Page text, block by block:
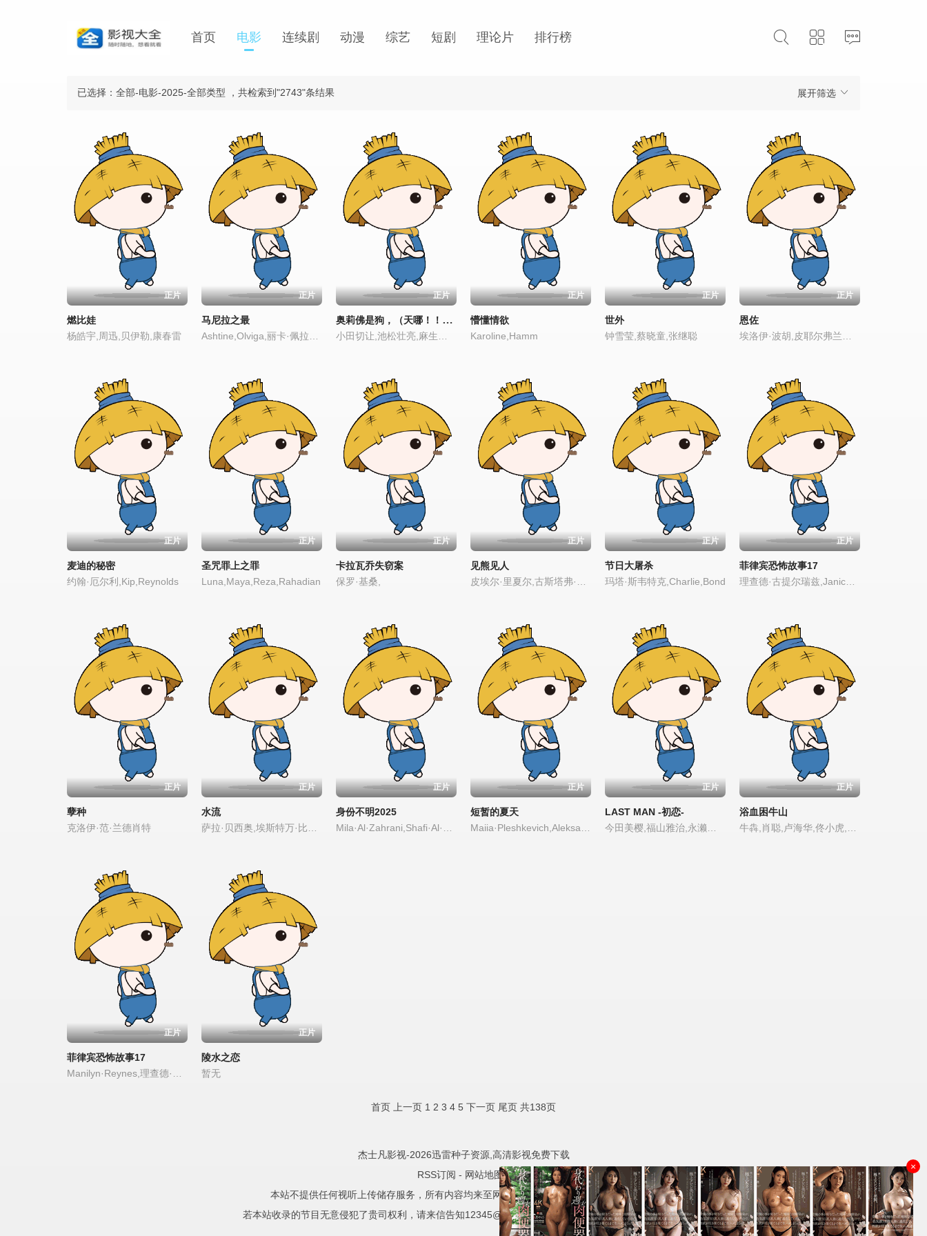
首页 电影 连续剧 动漫 综艺 短剧 理论片 排行榜
展开筛选
已选择：全部-电影-2025-全部类型 ，共检索到"2743"条结果
正片
燃比娃
杨皓宇,周迅,贝伊勒,康春雷
正片
马尼拉之最
正片
奥莉佛是狗，（天哪！！）这家伙电影版
正片
懵懂情欲
Karoline,Hamm
正片
世外
钟雪莹,蔡晓童,张继聪
正片
恩佐
正片
麦迪的秘密
约翰·厄尔利,Kip,Reynolds
正片
圣咒罪上之罪
Luna,Maya,Reza,Rahadian
正片
卡拉瓦乔失窃案
保罗·基桑,
正片
见熊见人
正片
节日大屠杀
玛塔·斯韦特克,Charlie,Bond
正片
菲律宾恐怖故事17
正片
孽种
克洛伊·范·兰德肖特
正片
水流
正片
身份不明2025
正片
短暂的夏天
正片
LAST MAN -初恋-
正片
浴血困牛山
正片
菲律宾恐怖故事17
正片
陵水之恋
暂无
首页 上一页 1 2 3 4 5 下一页 尾页 共138页
×
杰士凡影视-2026迅雷种子资源,高清影视免费下载
RSS订阅 - 网站地图 -
本站不提供任何视听上传储存服务，所有内容均来至网络自动采集，且已注明相关资源来源
若本站收录的节目无意侵犯了贵司权利，请来信告知12345@test.com，我们会及时处理和删除，谢谢！